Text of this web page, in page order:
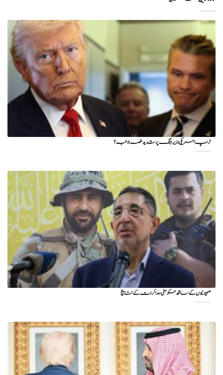
ٹرمپ امریکی وزیر جنگ پر شدید غصہ؛ وجہ ؟
صہیونیوں کے ساتھ حکومتی مذاکرات کے نتایج